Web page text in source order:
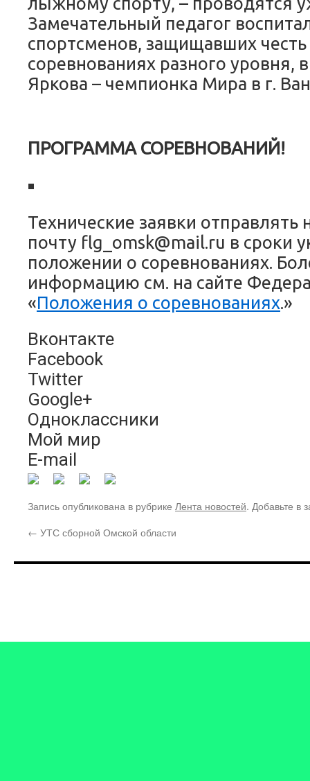
Замечательный педагог
спортсменов, защищавших
соревнованиях разного уровня,
Яркова – чемпионка Мира в г.
ПРОГРАММА СОРЕВНОВАНИЙ!
Технические заявки отправлять
почту flg_omsk@mail.ru в сроки
положении о соревнованиях.
информацию см. на сайте
«Положения о соревнованиях.»
Вконтакте
Facebook
Twitter
Google+
Одноклассники
Мой мир
E-mail
Запись опубликована в рубрике Лента новостей. Добавьте в
← УТС сборной Омской области